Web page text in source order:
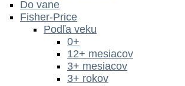
Do vane
Fisher-Price
Podľa veku
0+
12+ mesiacov
3+ mesiacov
3+ rokov